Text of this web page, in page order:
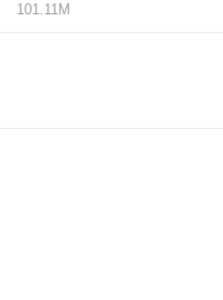
101.11M